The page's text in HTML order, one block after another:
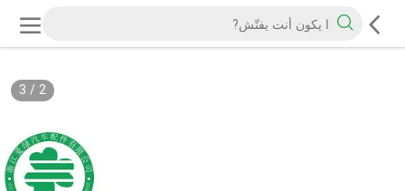
2
/
3